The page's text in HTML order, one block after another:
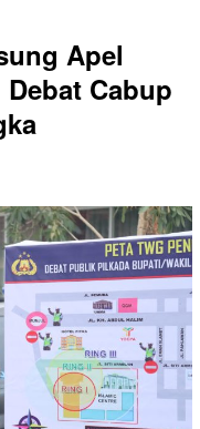
Apel
Cabup